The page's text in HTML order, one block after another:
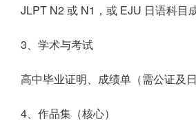
JLPT N2 或 N1，或 EJU 日语科目
3、学术与考试
高中毕业证明、成绩单（需公证及
4、作品集（核心）